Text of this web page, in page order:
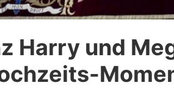
Datenschutzerklärung
Nutzungsbedingungen
Utiq verwalten
Harry und